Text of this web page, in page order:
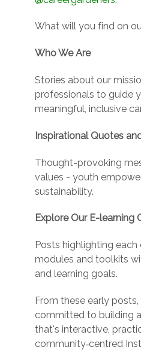
What will you find on
Who We Are
Stories about our
professionals to guide
meaningful, inclusive
Inspirational Quotes
Thought-provoking
values - youth
sustainability.
Explore Our E-learning
Posts highlighting each
modules and toolkits
and learning goals.
From these early
committed to building
that's interactive,
community‑centred